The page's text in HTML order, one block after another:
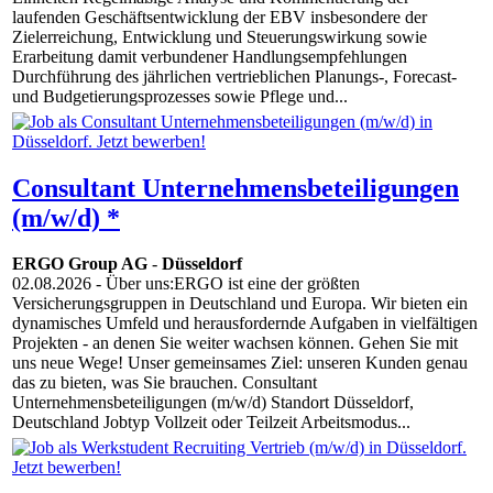
laufenden Geschäftsentwicklung der EBV insbesondere der
Zielerreichung, Entwicklung und Steuerungswirkung sowie
Erarbeitung damit verbundener Handlungsempfehlungen
Durchführung des jährlichen vertrieblichen Planungs-, Forecast-
und Budgetierungsprozesses sowie Pflege und...
Consultant Unternehmensbeteiligungen
(m/w/d) *
ERGO Group AG - Düsseldorf
02.08.2026 - Über uns:ERGO ist eine der größten
Versicherungsgruppen in Deutschland und Europa. Wir bieten ein
dynamisches Umfeld und herausfordernde Aufgaben in vielfältigen
Projekten - an denen Sie weiter wachsen können. Gehen Sie mit
uns neue Wege! Unser gemeinsames Ziel: unseren Kunden genau
das zu bieten, was Sie brauchen. Consultant
Unternehmensbeteiligungen (m/w/d) Standort Düsseldorf,
Deutschland Jobtyp Vollzeit oder Teilzeit Arbeitsmodus...